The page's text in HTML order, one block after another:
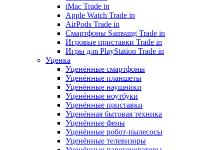
iMac Trade in
Apple Watch Trade in
AirPods Trade in
Смартфоны Samsung Trade in
Игровые приставки Trade in
Игры для PlayStation Trade in
Уценка
Уценённые смартфоны
Уценённые планшеты
Уценённые наушники
Уценённые ноутбуки
Уценённые приставки
Уценённая бытовая техника
Уценённые фены
Уценённые робот-пылесосы
Уценённые телевизоры